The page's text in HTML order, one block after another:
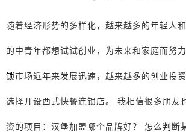
随着经济形势的多样化，越来越多的年轻人
的中青年都想试试创业，为未来和家庭而努
锁市场近年来发展迅速，越来越多的创业投
选择开设西式快餐连锁店。 我相信很多朋友
资的项目：汉堡加盟哪个品牌好？ 怎么判断